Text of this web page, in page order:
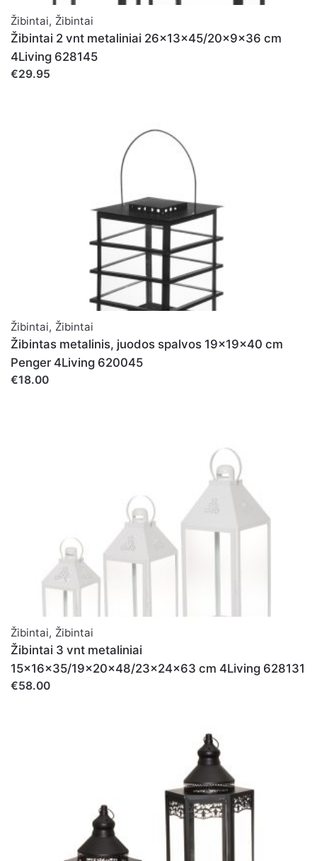
Žibintai, Žibintai
Žibintai 2 vnt metaliniai 26x13x45/20x9x36 cm
4Living 628145
€29.95
Žibintai, Žibintai
Žibintas metalinis, juodos spalvos 19x19x40 cm
Penger 4Living 620045
€18.00
Žibintai, Žibintai
Žibintai 3 vnt metaliniai
15x16x35/19x20x48/23x24x63 cm 4Living 628131
€58.00